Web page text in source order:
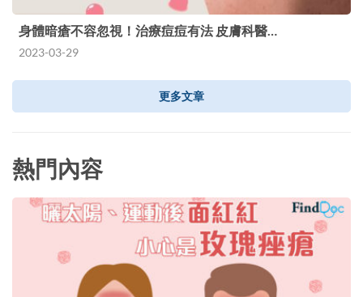
身體暗瘡不容忽視！治療痘痘有法 皮膚科醫…
2023-03-29
更多文章
熱門內容